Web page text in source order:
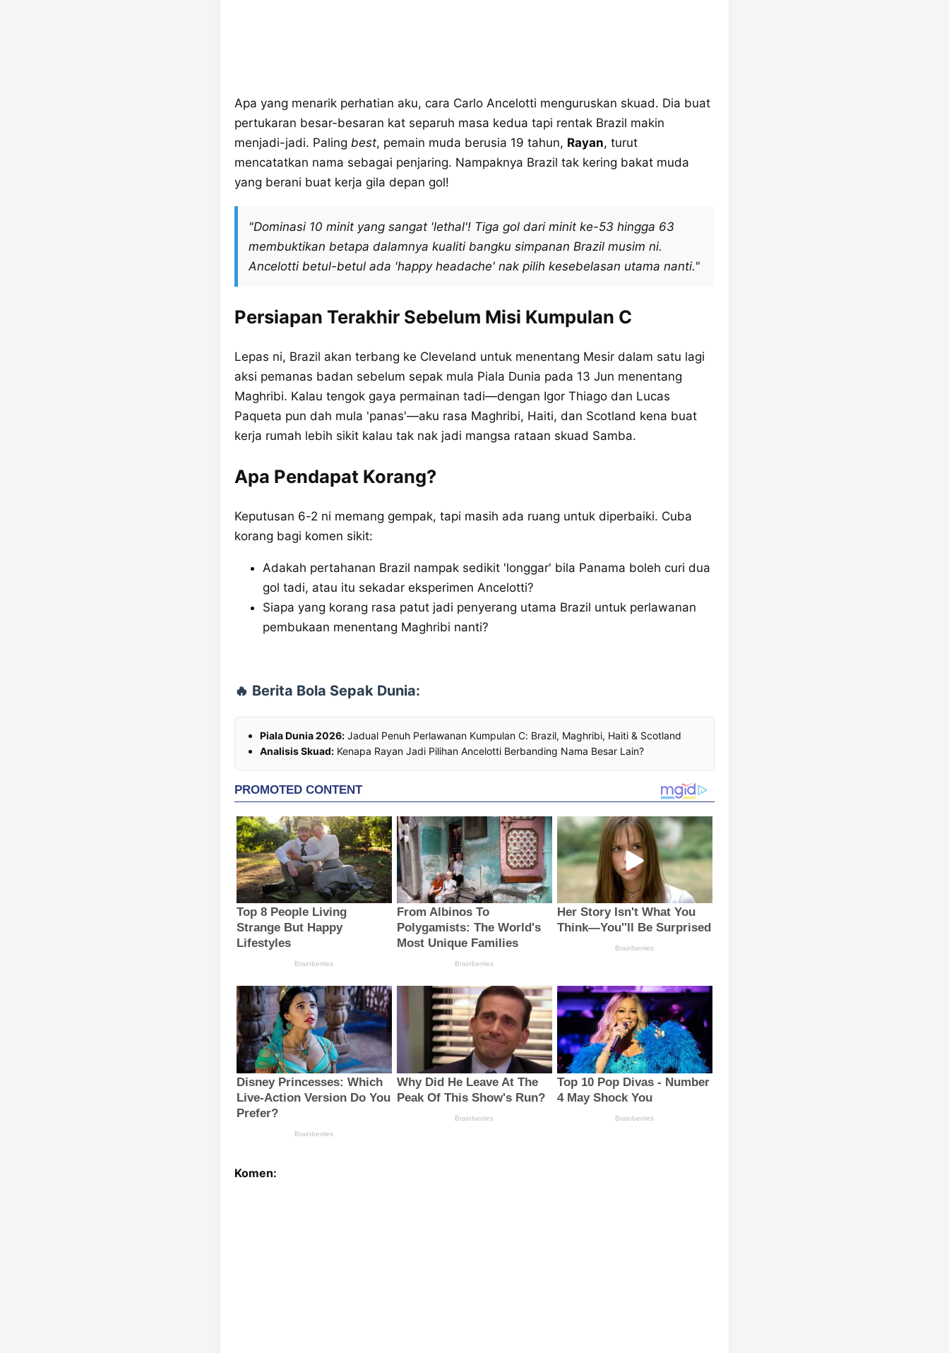
Apa yang menarik perhatian aku, cara Carlo Ancelotti menguruskan skuad. Dia buat
pertukaran besar-besaran kat separuh masa kedua tapi rentak Brazil makin
menjadi-jadi. Paling best, pemain muda berusia 19 tahun, Rayan, turut
mencatatkan nama sebagai penjaring. Nampaknya Brazil tak kering bakat muda
yang berani buat kerja gila depan gol!
"Dominasi 10 minit yang sangat 'lethal'! Tiga gol dari minit ke-53 hingga 63
membuktikan betapa dalamnya kualiti bangku simpanan Brazil musim ni.
Ancelotti betul-betul ada 'happy headache' nak pilih kesebelasan utama nanti."
Persiapan Terakhir Sebelum Misi Kumpulan C
Lepas ni, Brazil akan terbang ke Cleveland untuk menentang Mesir dalam satu lagi
aksi pemanas badan sebelum sepak mula Piala Dunia pada 13 Jun menentang
Maghribi. Kalau tengok gaya permainan tadi—dengan Igor Thiago dan Lucas
Paqueta pun dah mula 'panas'—aku rasa Maghribi, Haiti, dan Scotland kena buat
kerja rumah lebih sikit kalau tak nak jadi mangsa rataan skuad Samba.
Apa Pendapat Korang?
Keputusan 6-2 ni memang gempak, tapi masih ada ruang untuk diperbaiki. Cuba
korang bagi komen sikit:
Adakah pertahanan Brazil nampak sedikit 'longgar' bila Panama boleh curi dua
gol tadi, atau itu sekadar eksperimen Ancelotti?
Siapa yang korang rasa patut jadi penyerang utama Brazil untuk perlawanan
pembukaan menentang Maghribi nanti?
🔥 Berita Bola Sepak Dunia:
Piala Dunia 2026: Jadual Penuh Perlawanan Kumpulan C: Brazil, Maghribi, Haiti & Scotland
Analisis Skuad: Kenapa Rayan Jadi Pilihan Ancelotti Berbanding Nama Besar Lain?
Komen: